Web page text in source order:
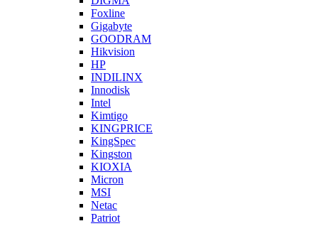
Foxline
Gigabyte
GOODRAM
Hikvision
HP
INDILINX
Innodisk
Intel
Kimtigo
KINGPRICE
KingSpec
Kingston
KIOXIA
Micron
MSI
Netac
Patriot